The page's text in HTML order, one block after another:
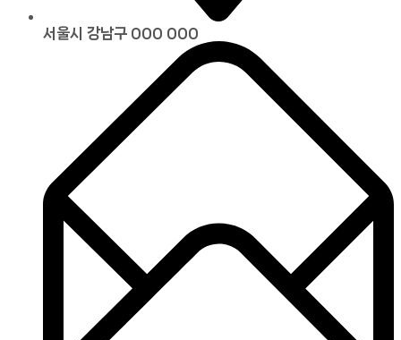
서울시 강남구 000 000